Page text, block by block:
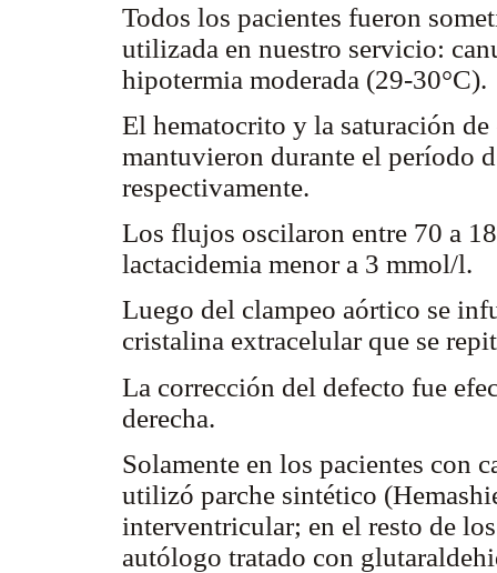
Todos los pacientes fueron
utilizada en nuestro servicio:
hipotermia moderada (29-30°C).
El hematocrito y la saturación
mantuvieron durante el período
respectivamente.
Los flujos oscilaron entre 70 a
lactacidemia menor a 3 mmol/l.
Luego del clampeo aórtico se
cristalina extracelular que se
La corrección del defecto fue
derecha.
Solamente en los pacientes con
utilizó parche sintético
interventricular; en el resto de
autólogo tratado con